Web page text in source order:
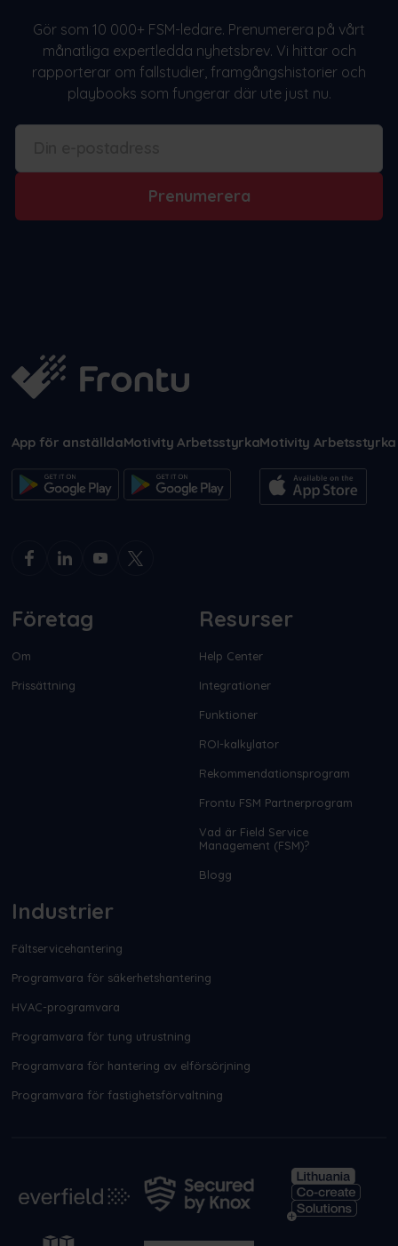
Gör som 10 000+ FSM-ledare. Prenumerera på vårt
månatliga expertledda nyhetsbrev. Vi hittar och
rapporterar om fallstudier, framgångshistorier och
playbooks som fungerar där ute just nu.
Prenumerera
App för anställdaMotivity ArbetsstyrkaMotivity Arbetsstyrka
Företag
Om
Prissättning
Resurser
Help Center
Integrationer
Funktioner
ROI-kalkylator
Rekommendationsprogram
Frontu FSM Partnerprogram
Vad är Field Service
Management (FSM)?
Blogg
Industrier
Fältservicehantering
Programvara för säkerhetshantering
HVAC-programvara
Programvara för tung utrustning
Programvara för hantering av elförsörjning
Programvara för fastighetsförvaltning